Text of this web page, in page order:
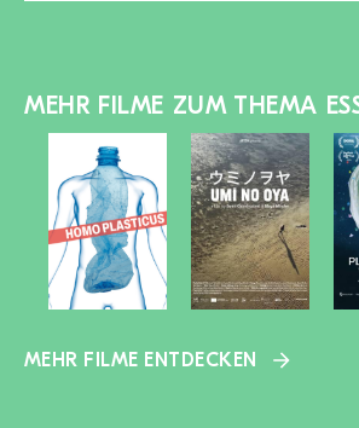
MEHR FILME ZUM THEMA
MEHR FILME ENTDECKEN